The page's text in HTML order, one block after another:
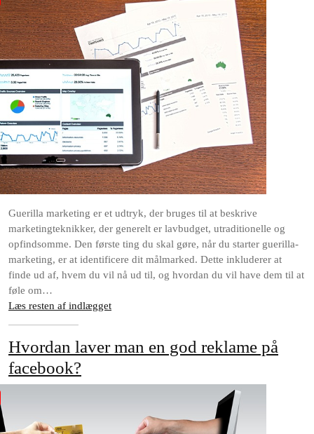
Guerilla marketing er et udtryk, der bruges til at beskrive
marketingteknikker, der generelt er lavbudget, utraditionelle og
opfindsomme. Den første ting du skal gøre, når du starter guerilla-
marketing, er at identificere dit målmarked. Dette inkluderer at
finde ud af, hvem du vil nå ud til, og hvordan du vil have dem til at
føle om…
Læs resten af indlægget
Hvordan laver man en god reklame på
facebook?